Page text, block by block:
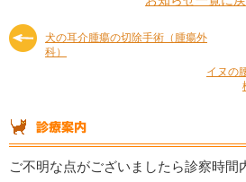
犬の耳介腫瘍の切除手術（腫瘍外
科）
イヌの
ご不明な点がございましたら診察時間